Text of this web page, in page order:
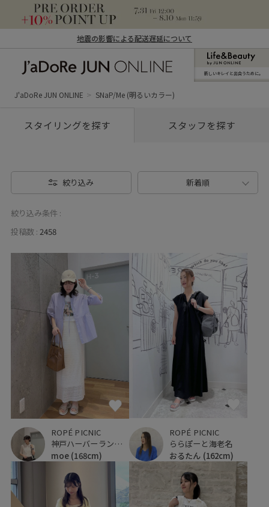
地震の影響による配送遅延について
ン オンライン）
新しいキレイと出合うために。
J'aDoRe JUN ONLINE SNaP/Me (明るいカラー)
スタイリングを探す スタッフを探す
絞り込み 新着順
絞り込み条件 :
投稿数 : 2458
ROPÉ PICNIC
神戸ハーバーランドumie
moe (168cm)
ROPÉ PICNIC
ららぽーと海老名
おるたん (162cm)